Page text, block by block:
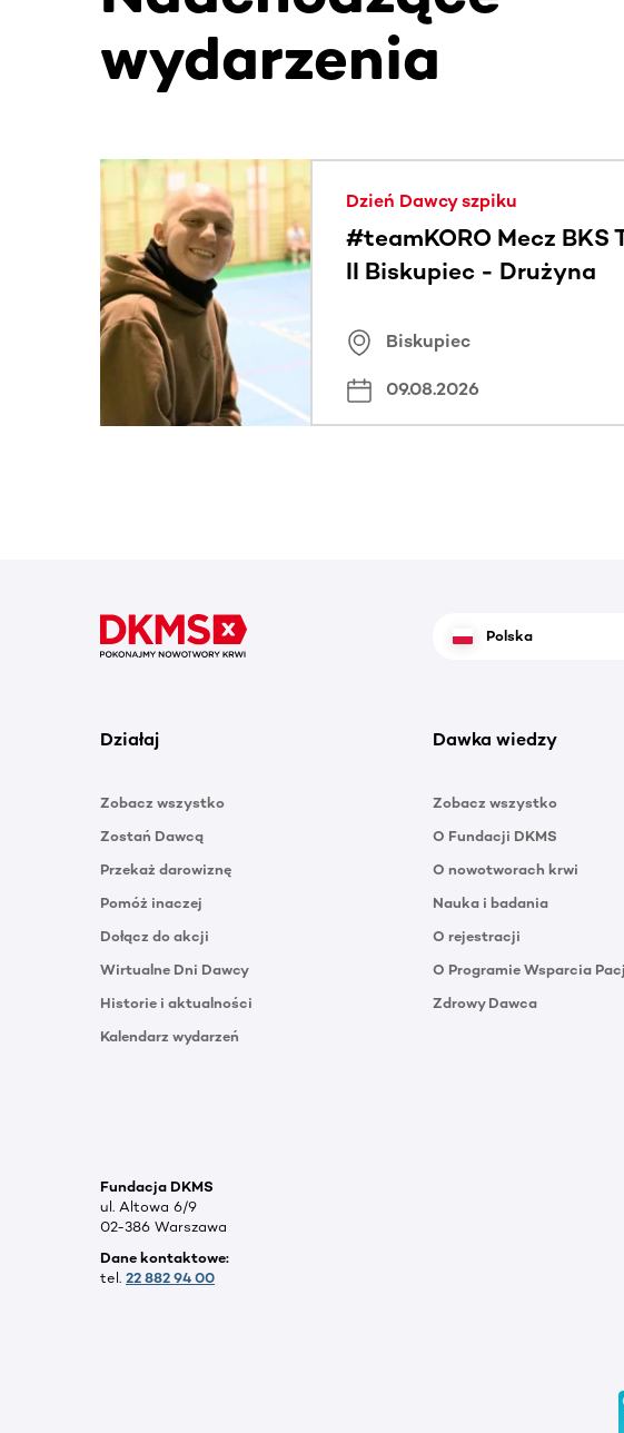
wydarzenia
Ta sekcja zawiera treści przewijane w poziomie. Użyj
Dzień Dawcy szpiku
#teamKORO Mecz BKS
II Biskupiec - Drużyna
Biskupiec
09.08.2026
Polska
Działaj
Zobacz wszystko
Zostań Dawcą
Przekaż darowiznę
Pomóż inaczej
Dołącz do akcji
Wirtualne Dni Dawcy
Historie i aktualności
Kalendarz wydarzeń
Dawka wiedzy
Zobacz wszystko
O Fundacji DKMS
O nowotworach krwi
Nauka i badania
O rejestracji
O Programie Wsparcia
Zdrowy Dawca
Fundacja DKMS
ul. Altowa 6/9
02-386 Warszawa
Dane kontaktowe:
tel. 22 882 94 00